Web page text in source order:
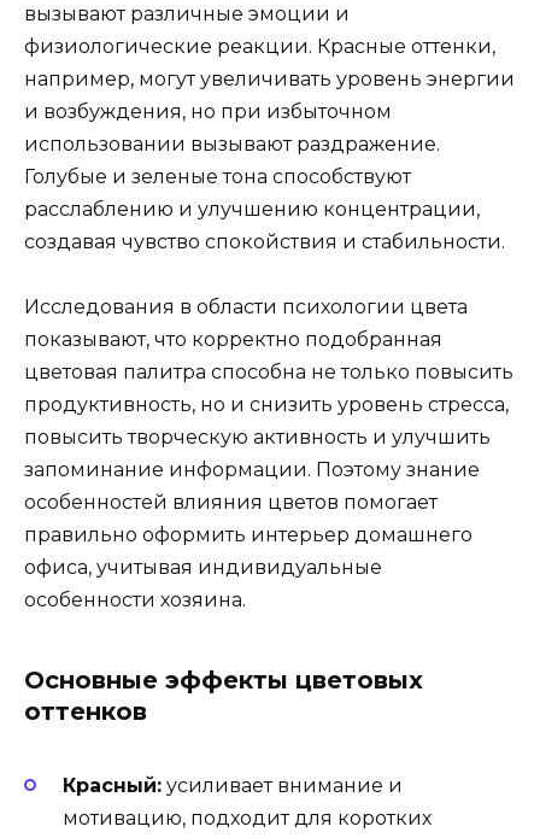
вызывают различные эмоции и
физиологические реакции. Красные оттенки,
например, могут увеличивать уровень энергии
и возбуждения, но при избыточном
использовании вызывают раздражение.
Голубые и зеленые тона способствуют
расслаблению и улучшению концентрации,
создавая чувство спокойствия и стабильности.
Исследования в области психологии цвета
показывают, что корректно подобранная
цветовая палитра способна не только повысить
продуктивность, но и снизить уровень стресса,
повысить творческую активность и улучшить
запоминание информации. Поэтому знание
особенностей влияния цветов помогает
правильно оформить интерьер домашнего
офиса, учитывая индивидуальные
особенности хозяина.
Основные эффекты цветовых
оттенков
Красный: усиливает внимание и
мотивацию, подходит для коротких